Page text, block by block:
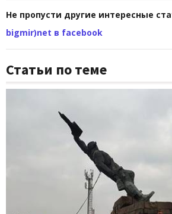
Не пропусти другие интересные
bigmir)net в facebook
Статьи по теме